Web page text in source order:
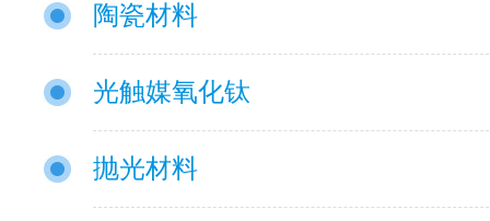
陶瓷材料
光触媒氧化钛
抛光材料